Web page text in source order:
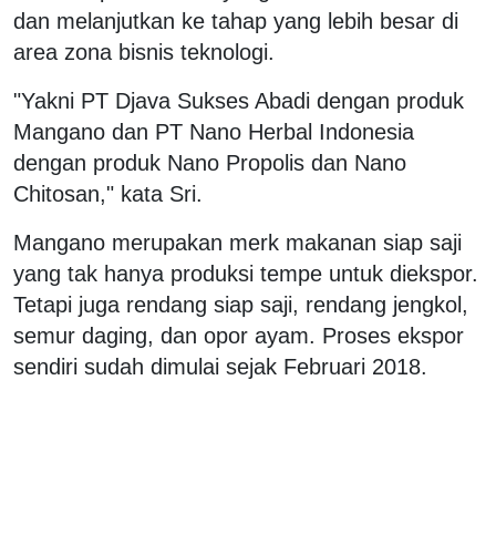
dan melanjutkan ke tahap yang lebih besar di
area zona bisnis teknologi.
"Yakni PT Djava Sukses Abadi dengan produk
Mangano dan PT Nano Herbal Indonesia
dengan produk Nano Propolis dan Nano
Chitosan," kata Sri.
Mangano merupakan merk makanan siap saji
yang tak hanya produksi tempe untuk diekspor.
Tetapi juga rendang siap saji, rendang jengkol,
semur daging, dan opor ayam. Proses ekspor
sendiri sudah dimulai sejak Februari 2018.